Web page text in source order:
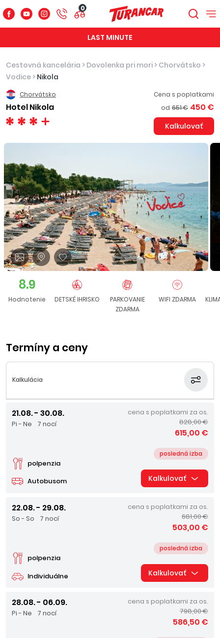
0
LAST MINUTE
Cestovná kancelária > Dovolenka pri mori > Chorvátsko >
Vodice > Nikola
Chorvátsko
Hotel Nikola
Cena s poplatkami
od 651 € 450 €
Kalkulovať
8.9
Hodnotenie DETSKÉ IHRISKO
PARKOVANIE
ZDARMA
WIFI ZDARMA
Termíny a ceny
Kalkulácia
21.08. - 30.08.
Pi - Ne 7 nocí
Autobusom
polpenzia
posledná izba
cena s poplatkami za os.
828,00 €
615,00 €
Kalkulovať
22.08. - 29.08.
So - So 7 nocí
Individuálne
polpenzia
posledná izba
cena s poplatkami za os.
681,00 €
503,00 €
Kalkulovať
28.08. - 06.09.
Pi - Ne 7 nocí
cena s poplatkami za os.
798,00 €
586,50 €